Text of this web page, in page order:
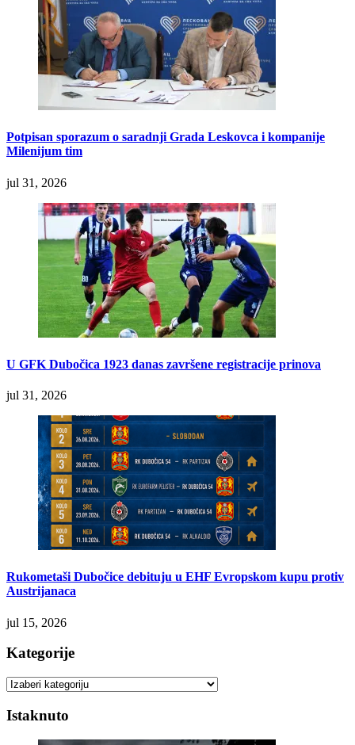
Potpisan sporazum o saradnji Grada Leskovca i kompanije
Milenijum tim
jul 31, 2026
U GFK Dubočica 1923 danas završene registracije prinova
jul 31, 2026
Rukometaši Dubočice debituju u EHF Evropskom kupu protiv
Austrijanaca
jul 15, 2026
Kategorije
Kategorije
Istaknuto